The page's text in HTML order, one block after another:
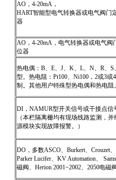
AO，4-20mA，
HART智能型电气转换器或电气阀门
器
AO，4-20mA，电气转换器或电气阀
位器
热电偶：B、E、J、K、L、N、R、S
型。热电阻：Pt100、Ni100，2或3或
制。其他用户特殊型热电偶和热电阻。
DI，NAMUR型开关信号或干接点信
（本栏隔离栅均有现场线路监测，并
源模块实现故障报警。）
DO，多数ASCO、Burkert、Crouzet、
Parker Lucifer、KV Automation、
磁阀、Herion 2001~2002、2050电磁